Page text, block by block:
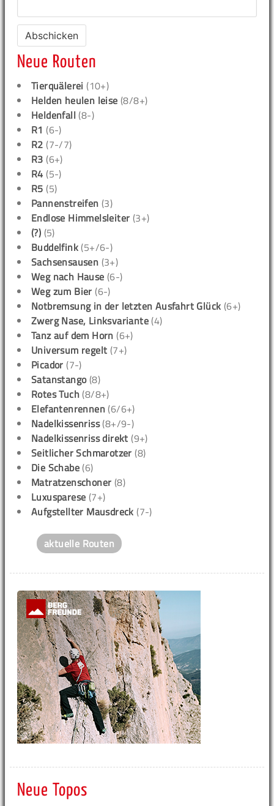
Neue Routen
Tierquälerei (10+)
Helden heulen leise (8/8+)
Heldenfall (8-)
R1 (6-)
R2 (7-/7)
R3 (6+)
R4 (5-)
R5 (5)
Pannenstreifen (3)
Endlose Himmelsleiter (3+)
(?) (5)
Buddelfink (5+/6-)
Sachsensausen (3+)
Weg nach Hause (6-)
Weg zum Bier (6-)
Notbremsung in der letzten Ausfahrt Glück (6+)
Zwerg Nase, Linksvariante (4)
Tanz auf dem Horn (6+)
Universum regelt (7+)
Picador (7-)
Satanstango(8)
Rotes Tuch (8/8+)
Elefantenrennen (6/6+)
Nadelkissenriss(8+/9-)
Nadelkissenriss direkt (9+)
Seitlicher Schmarotzer (8)
Die Schabe (6)
Matratzenschoner (8)
Luxusparese (7+)
Aufgstellter Mausdreck (7-)
aktuelle Routen
Neue Topos